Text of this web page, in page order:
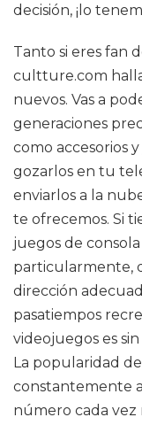
decisión, ¡lo
Tanto si eres fan
cultture.com
nuevos. Vas a
generaciones
como accesorios
gozarlos en tu
enviarlos a la
te ofrecemos. Si
juegos de
particularmente,
dirección
pasatiempos
videojuegos es
La popularidad
constantemente
número cada vez